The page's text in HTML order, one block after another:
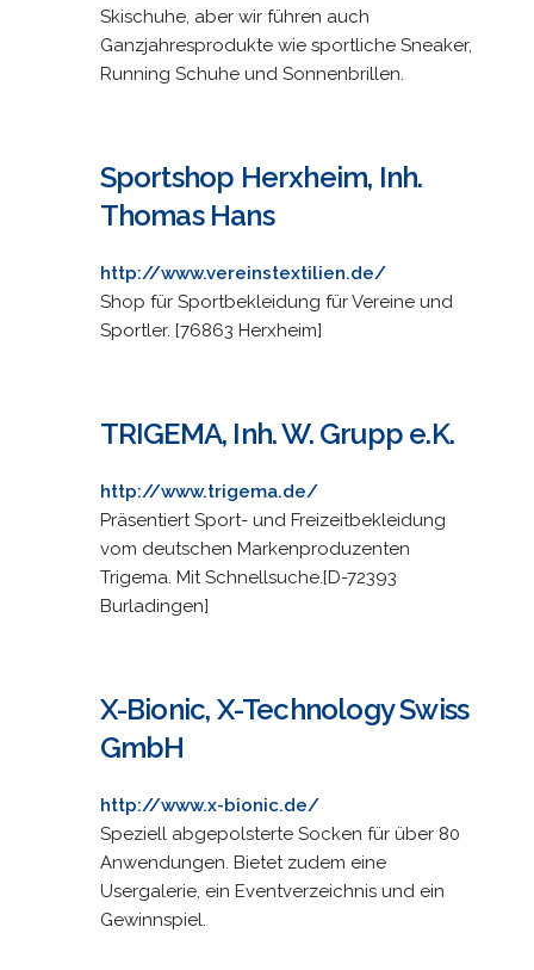
Skischuhe, aber wir führen auch
Ganzjahresprodukte wie sportliche Sneaker,
Running Schuhe und Sonnenbrillen.
Sportshop Herxheim, Inh.
Thomas Hans
http://www.vereinstextilien.de/
Shop für Sportbekleidung für Vereine und
Sportler. [76863 Herxheim]
TRIGEMA, Inh. W. Grupp e.K.
http://www.trigema.de/
Präsentiert Sport- und Freizeitbekleidung
vom deutschen Markenproduzenten
Trigema. Mit Schnellsuche.[D-72393
Burladingen]
X-Bionic, X-Technology Swiss
GmbH
http://www.x-bionic.de/
Speziell abgepolsterte Socken für über 80
Anwendungen. Bietet zudem eine
Usergalerie, ein Eventverzeichnis und ein
Gewinnspiel.